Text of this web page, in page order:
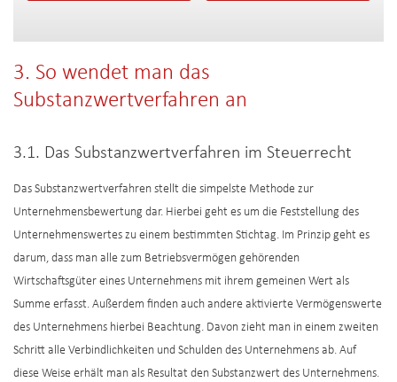
3. So wendet man das
Substanzwertverfahren an
3.1. Das Substanzwertverfahren im Steuerrecht
Das Substanzwertverfahren stellt die simpelste Methode zur
Unternehmensbewertung dar. Hierbei geht es um die Feststellung des
Unternehmenswertes zu einem bestimmten Stichtag. Im Prinzip geht es
darum, dass man alle zum Betriebsvermögen gehörenden
Wirtschaftsgüter eines Unternehmens mit ihrem gemeinen Wert als
Summe erfasst. Außerdem finden auch andere aktivierte Vermögenswerte
des Unternehmens hierbei Beachtung. Davon zieht man in einem zweiten
Schritt alle Verbindlichkeiten und Schulden des Unternehmens ab. Auf
diese Weise erhält man als Resultat den Substanzwert des Unternehmens.